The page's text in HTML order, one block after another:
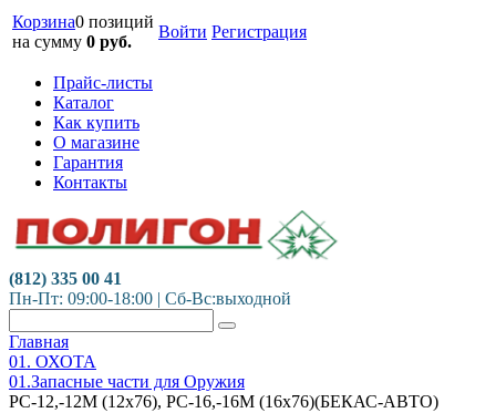
Корзина0 позиций
на сумму 0 руб.
Войти Регистрация
Прайс-листы
Каталог
Как купить
О магазине
Гарантия
Контакты
(812) 335 00 41
Пн-Пт: 09:00-18:00 | Сб-Вс:выходной
Главная
01. ОХОТА
01.Запасные части для Оружия
РС-12,-12М (12х76), РС-16,-16М (16х76)(БЕКАС-АВТО)